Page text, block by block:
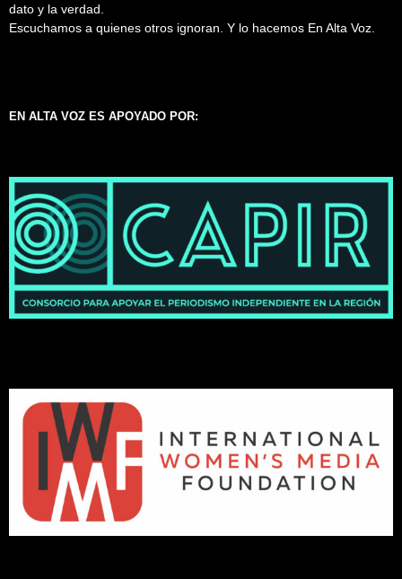
dato y la verdad.
Escuchamos a quienes otros ignoran. Y lo hacemos En Alta Voz.
EN ALTA VOZ ES APOYADO POR: